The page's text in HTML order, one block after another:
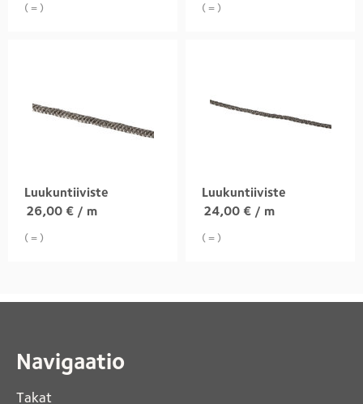
( = ) ( = )
Luukuntiiviste
26,00 € / m
( = )
Luukuntiiviste
24,00 € / m
( = )
Navigaatio
Takat